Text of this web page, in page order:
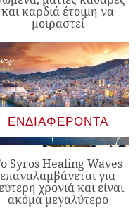
και καρδιά έτοιμη να
μοιραστεί
ΕΝΔΙΑΦΈΡΟΝΤΑ
Syros Healing Waves
επαναλαμβάνεται για
χρονιά και είναι
ακόμα μεγαλύτερο